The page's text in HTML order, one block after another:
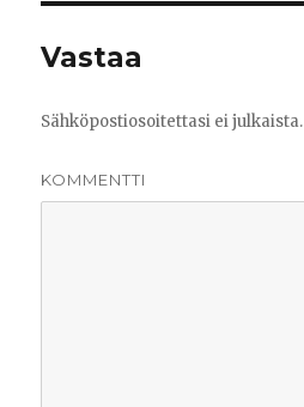
Vastaa
Sähköpostiosoitettasi ei julkaista.
KOMMENTTI